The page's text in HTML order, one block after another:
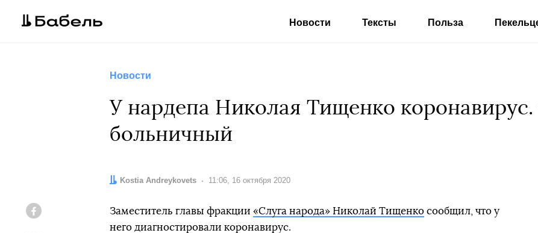
Новости Тексты Польза
Новости
У нардепа Николая Тищенко
больничный
Автор:
Kostia Andreykovets Дата:
11:06, 16 октября 2020
Заместитель главы фракции «Слуга народа» Николай Тищенко сообщил, что у
него диагностировали коронавирус.